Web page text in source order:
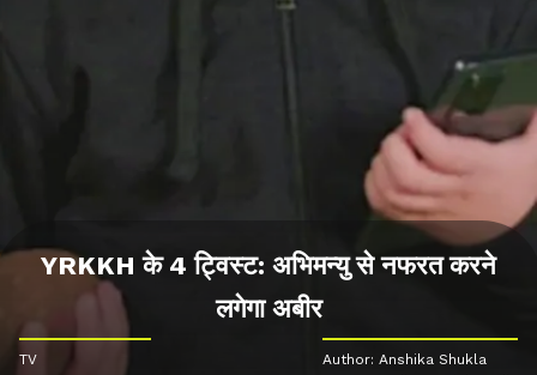
YRKKH के 4 ट्विस्ट: अभिमन्यु से नफरत करने
लगेगा अबीर
TV
Author: Anshika Shukla